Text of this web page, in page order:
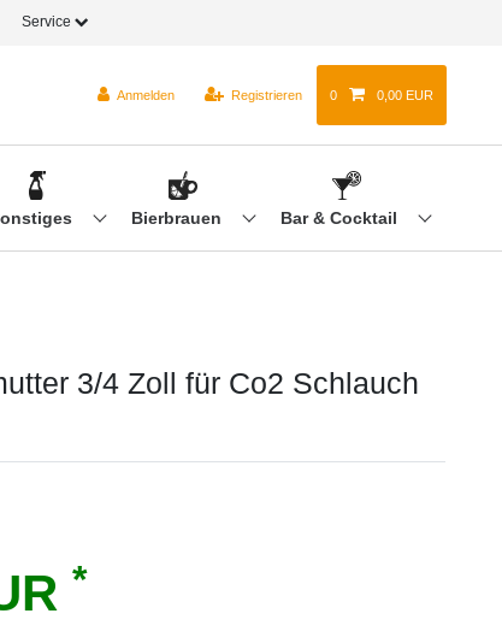
Service
Anmelden Registrieren 0 0,00 EUR
Bierbrauen Bar & Cocktail
3/4 Zoll für Co2 Schlauch
*